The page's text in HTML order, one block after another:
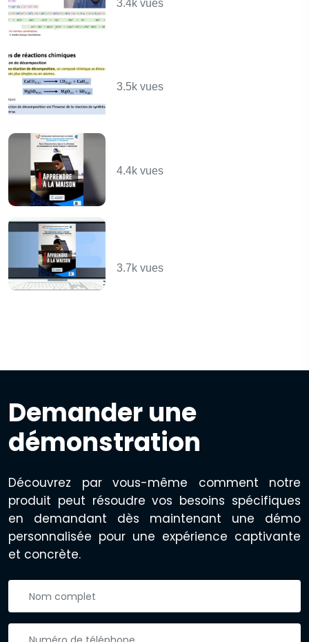
3.4k vues
3.5k vues
4.4k vues
3.7k vues
Demander une
démonstration
Découvrez par vous-même comment notre
produit peut résoudre vos besoins spécifiques
en demandant dès maintenant une démo
personnalisée pour une expérience captivante
et concrète.